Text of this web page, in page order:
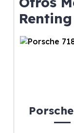
gusta
Renting